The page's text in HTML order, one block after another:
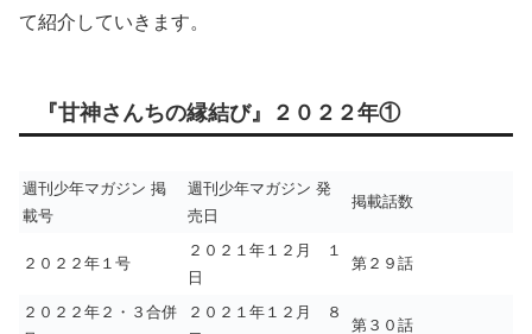
て紹介していきます。
『甘神さんちの縁結び』２０２２年①
週刊少年マガジン 掲
載号
週刊少年マガジン 発
売日
掲載話数
２０２２年１号
２０２１年１２月 １
日
第２９話
２０２２年２・３合併
２０２１年１２月 ８
第３０話